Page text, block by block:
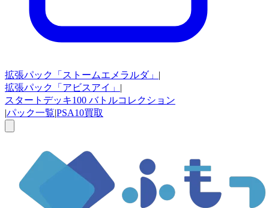
拡張パック 「ストームエメラルダ」 |
拡張パック
「アビスアイ」 |
スタートデッキ100 バトルコレクション
|パック一覧|PSA10買取